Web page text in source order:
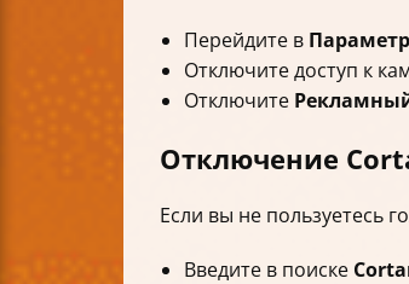
Перейдите в
Отключите доступ к
Отключите
Отключение
Если вы не пользуетесь
Введите в поиске